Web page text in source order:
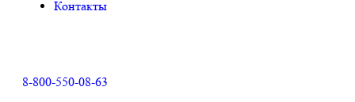
Контакты
8-800-550-08-63